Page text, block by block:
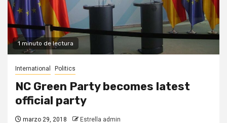
1 minuto de lectura
International Politics
NC Green Party becomes latest
official party
marzo 29, 2018 Estrella admin